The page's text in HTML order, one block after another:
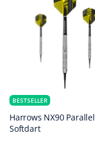
BESTSELLER
Harrows NX90 Parallel
Softdart